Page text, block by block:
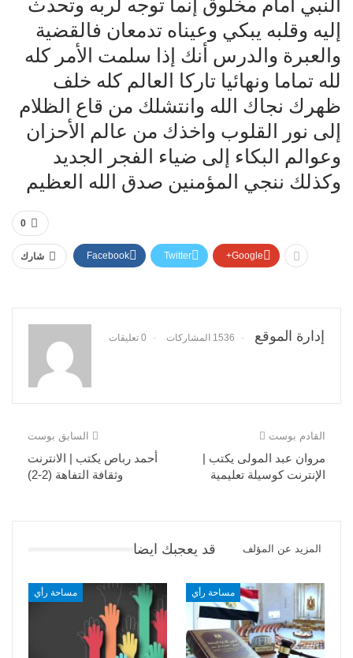
النبي أمام مخلوق إنما توجه لربه وتحدث
إليه وقلبه يبكي وعيناه تدمعان فالقضية
والعبرة والدرس أنك إذا سلمت الأمر كله
لله تماما ونهائيا تاركا العالم كله خلف
ظهرك نجاك الله وانتشلك من قاع الظلام
إلى نور القلوب واخذك من عالم الأحزان
وعوالم البكاء إلى ضياء الفجر الجديد
وكذلك ننجي المؤمنين صدق الله العظيم
0
شارك Facebook Twitter Google+
إدارة الموقع 1536 المشاركات 0 تعليقات
السابق بوست
أحمد رباص يكتب | الانترنت
وثقافة التفاهة (2-2)
القادم بوست
مروان عبد المولى يكتب |
الإنترنت كوسيلة تعليمية
قد يعجبك ايضا المزيد عن المؤلف
مساحة رأي مساحة رأي